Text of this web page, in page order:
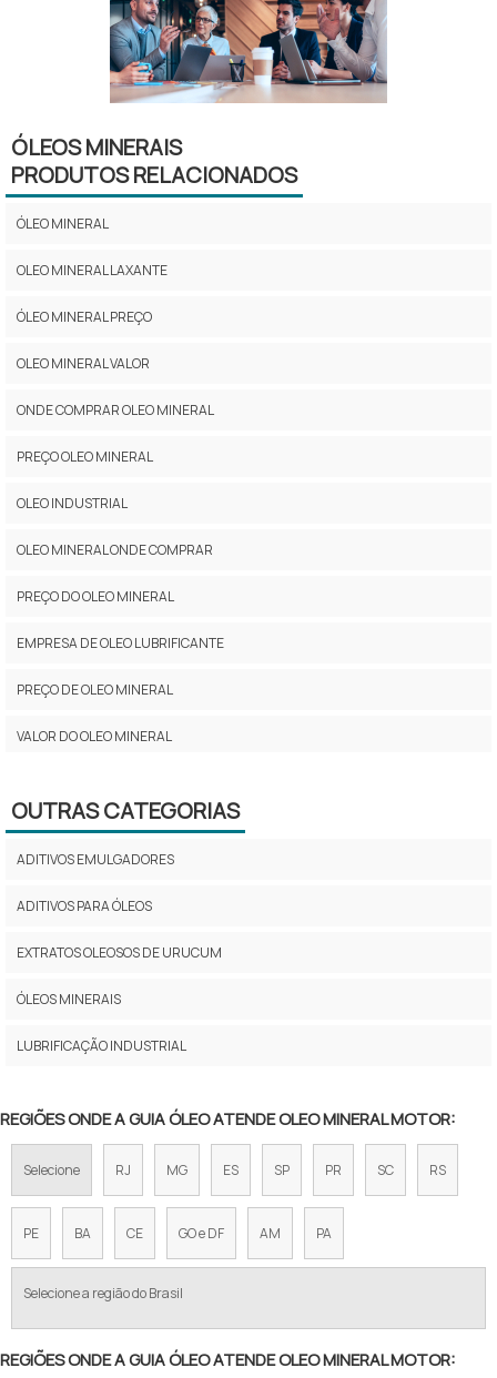
ÓLEOS MINERAIS
PRODUTOS RELACIONADOS
ÓLEO MINERAL
OLEO MINERAL LAXANTE
ÓLEO MINERAL PREÇO
OLEO MINERAL VALOR
ONDE COMPRAR OLEO MINERAL
PREÇO OLEO MINERAL
OLEO INDUSTRIAL
OLEO MINERAL ONDE COMPRAR
PREÇO DO OLEO MINERAL
EMPRESA DE OLEO LUBRIFICANTE
PREÇO DE OLEO MINERAL
VALOR DO OLEO MINERAL
ONDE ENCONTRAR OLEO MINERAL
COMPRAR OLEO MINERAL
ÓLEO MINERAL EMULSIONÁVEL ONDE COMPRAR
COTAÇÃO ÓLEO MINERAL EMULSIONÁVEL
OUTRAS CATEGORIAS
ADITIVOS EMULGADORES
ADITIVOS PARA ÓLEOS
EXTRATOS OLEOSOS DE URUCUM
ÓLEOS MINERAIS
LUBRIFICAÇÃO INDUSTRIAL
REGIÕES ONDE A GUIA ÓLEO ATENDE OLEO MINERAL MOTOR:
Selecione RJ MG ES SP PR SC RS
PE BA CE GO e DF AM PA
Selecione a região do Brasil
REGIÕES ONDE A GUIA ÓLEO ATENDE OLEO MINERAL MOTOR: